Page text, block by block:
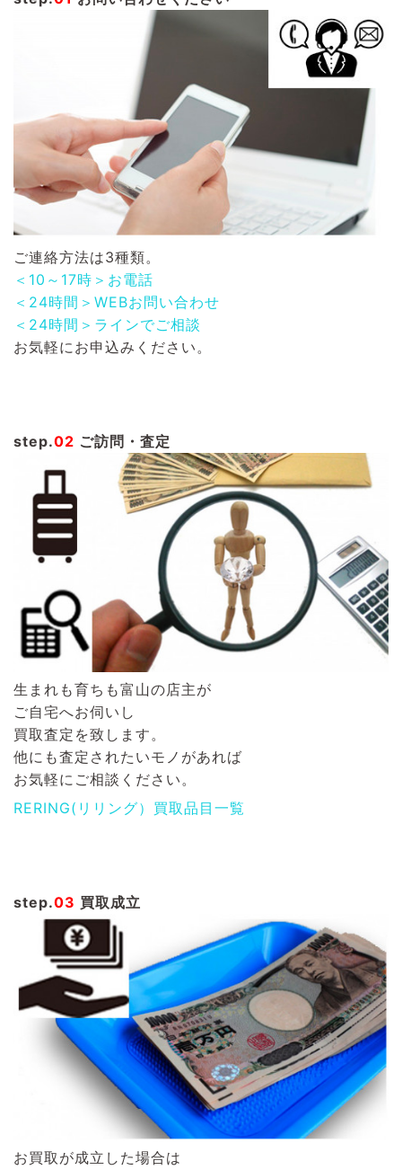
ご連絡方法は3種類。
＜10～17時＞お電話
＜24時間＞WEBお問い合わせ
＜24時間＞ラインでご相談
お気軽にお申込みください。
step.02 ご訪問・査定
生まれも育ちも富山の店主が
ご自宅へお伺いし
買取査定を致します。
他にも査定されたいモノがあれば
お気軽にご相談ください。
RERING(リリング）買取品目一覧
step.03 買取成立
お買取が成立した場合は